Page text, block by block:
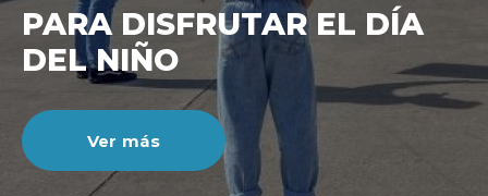
modo claro
CIENTO DURANTE EL MES
DE JULIO
Ver más